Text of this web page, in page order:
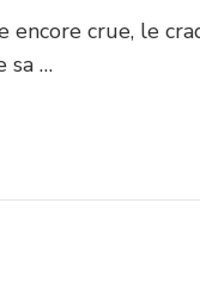
encore crue, le
sa …